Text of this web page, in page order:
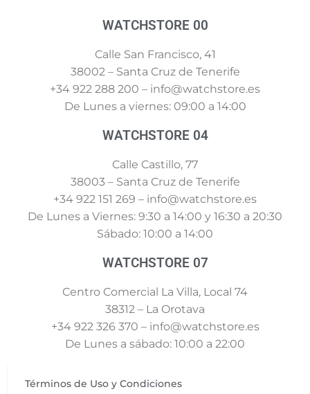
WATCHSTORE 00
Calle San Francisco, 41
38002 – Santa Cruz de Tenerife
+34 922 288 200 – info@watchstore.es
De Lunes a viernes: 09:00 a 14:00
WATCHSTORE 04
Calle Castillo, 77
38003 – Santa Cruz de Tenerife
+34 922 151 269 – info@watchstore.es
De Lunes a Viernes: 9:30 a 14:00 y 16:30 a 20:30
Sábado: 10:00 a 14:00
WATCHSTORE 07
Centro Comercial La Villa, Local 74
38312 – La Orotava
+34 922 326 370 – info@watchstore.es
De Lunes a sábado: 10:00 a 22:00
Términos de Uso y Condiciones